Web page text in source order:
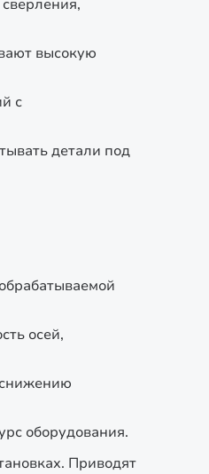
высокую
с
детали под
осей,
оборудования.
Приводят